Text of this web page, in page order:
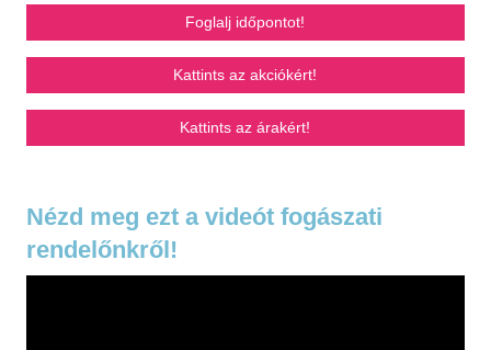
Foglalj időpontot!
Kattints az akciókért!
Kattints az árakért!
Nézd meg ezt a videót fogászati
rendelőnkről!